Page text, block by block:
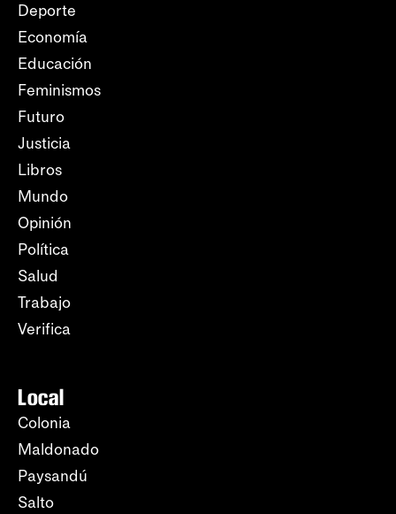
Deporte
Economía
Educación
Feminismos
Futuro
Justicia
Libros
Mundo
Opinión
Política
Salud
Trabajo
Verifica
Local
Colonia
Maldonado
Paysandú
Salto